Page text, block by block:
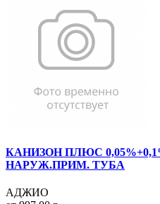
КАНИЗОН ПЛЮС
НАРУЖ.ПРИМ. ТУБА
АДЖИО